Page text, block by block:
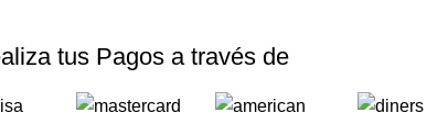
tus Pagos a través de